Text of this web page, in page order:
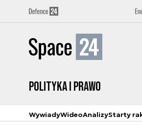
Polityka i prawo
WywiadyWideoAnalizyStarty